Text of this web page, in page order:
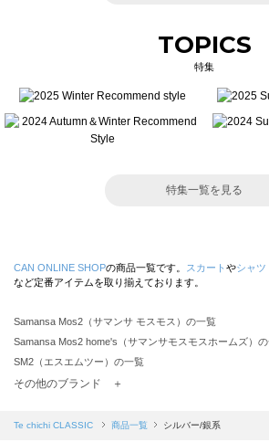
TOPICS
特集
特集一覧を見る
CAN ONLINE SHOPの商品一覧です。 スカート やシャツ
など定番アイテムを取り揃えております。
Samansa Mos2（サマンサ モスモス）の一覧
Samansa Mos2 home's（サマンサモスモスホームズ）
SM2（エスエムツー）の一覧
TSUHARU by Samansa Mos2（ツハルバイサマンサモス
Samansa Mos2 blue（サマンサモスモス ブルー）の一覧
その他のブランド ＋
Te chichi CLASSIC 商品一覧 シルバー/銀系